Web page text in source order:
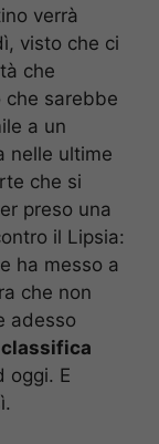
verrà
visto che ci
che
che sarebbe
a un
nelle ultime
che si
preso una
il Lipsia:
ha messo a
che non
adesso
oggi. E